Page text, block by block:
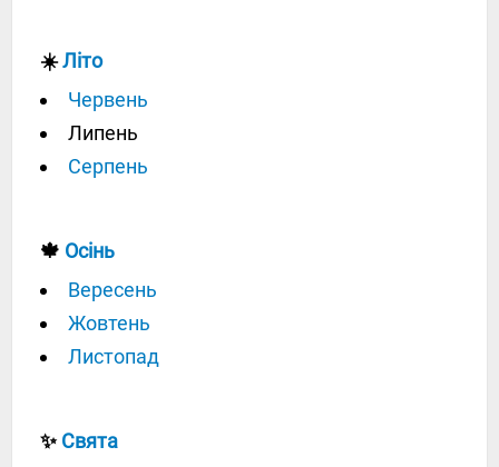
☀️Літо
Червень
Липень
Серпень
🍁 Осінь
Вересень
Жовтень
Листопад
✨Свята